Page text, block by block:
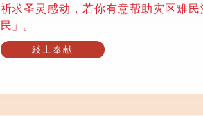
祈求圣灵感动，若你有意帮助灾区难
民」。
綫上奉献